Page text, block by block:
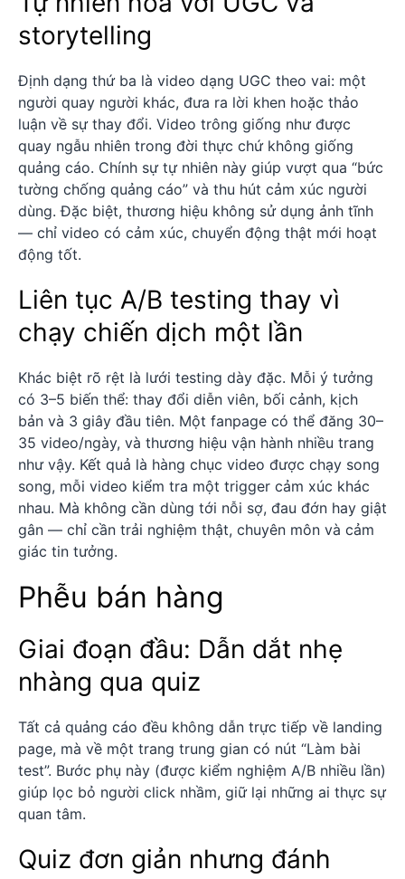
storytelling
Định dạng thứ ba là video dạng UGC theo vai: một
người quay người khác, đưa ra lời khen hoặc thảo
luận về sự thay đổi. Video trông giống như được
quay ngẫu nhiên trong đời thực chứ không giống
quảng cáo. Chính sự tự nhiên này giúp vượt qua “bức
tường chống quảng cáo” và thu hút cảm xúc người
dùng. Đặc biệt, thương hiệu không sử dụng ảnh tĩnh
— chỉ video có cảm xúc, chuyển động thật mới hoạt
động tốt.
Liên tục A/B testing thay vì
chạy chiến dịch một lần
Khác biệt rõ rệt là lưới testing dày đặc. Mỗi ý tưởng
có 3–5 biến thể: thay đổi diễn viên, bối cảnh, kịch
bản và 3 giây đầu tiên. Một fanpage có thể đăng 30–
35 video/ngày, và thương hiệu vận hành nhiều trang
như vậy. Kết quả là hàng chục video được chạy song
song, mỗi video kiểm tra một trigger cảm xúc khác
nhau. Mà không cần dùng tới nỗi sợ, đau đớn hay giật
gân — chỉ cần trải nghiệm thật, chuyên môn và cảm
giác tin tưởng.
Phễu bán hàng
Giai đoạn đầu: Dẫn dắt nhẹ
nhàng qua quiz
Tất cả quảng cáo đều không dẫn trực tiếp về landing
page, mà về một trang trung gian có nút “Làm bài
test”. Bước phụ này (được kiểm nghiệm A/B nhiều lần)
giúp lọc bỏ người click nhầm, giữ lại những ai thực sự
quan tâm.
Quiz đơn giản nhưng đánh